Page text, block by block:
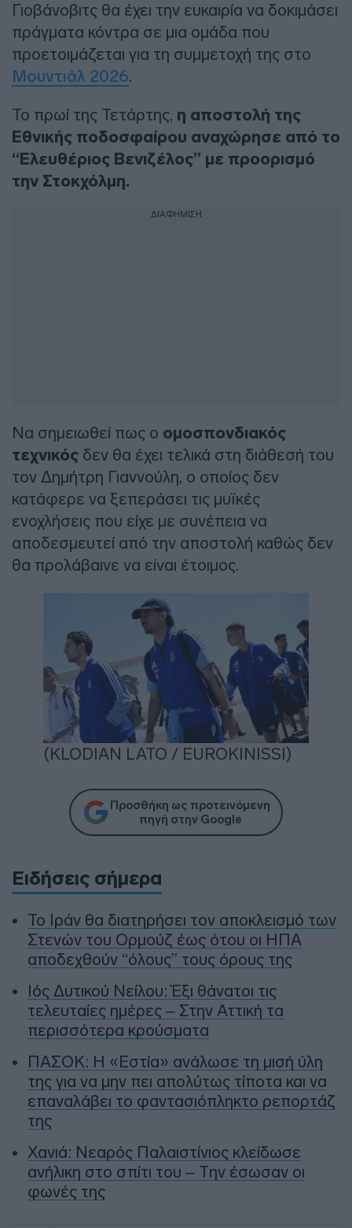
Γιοβάνοβιτς θα έχει την ευκαιρία να δοκιμάσει
πράγματα κόντρα σε μια ομάδα που
προετοιμάζεται για τη συμμετοχή της στο
Μουντιάλ 2026.
Το πρωί της Τετάρτης, η αποστολή της
Εθνικής ποδοσφαίρου αναχώρησε από το
“Ελευθέριος Βενιζέλος” με προορισμό
την Στοκχόλμη.
ΔΙΑΦΗΜΙΣΗ
Να σημειωθεί πως ο ομοσπονδιακός
τεχνικός δεν θα έχει τελικά στη διάθεσή του
τον Δημήτρη Γιαννούλη, ο οποίος δεν
κατάφερε να ξεπεράσει τις μυϊκές
ενοχλήσεις που είχε με συνέπεια να
αποδεσμευτεί από την αποστολή καθώς δεν
θα προλάβαινε να είναι έτοιμος.
(KLODIAN LATO / EUROKINISSI)
Προσθήκη ως προτεινόμενη
πηγή στην Google
Ειδήσεις σήμερα
To Ιράν θα διατηρήσει τον αποκλεισμό των
Στενών του Ορμούζ έως ότου οι ΗΠΑ
αποδεχθούν “όλους” τους όρους της
Ιός Δυτικού Νείλου: Έξι θάνατοι τις
τελευταίες ημέρες – Στην Αττική τα
περισσότερα κρούσματα
ΠΑΣΟΚ: Η «Εστία» ανάλωσε τη μισή ύλη
της για να μην πει απολύτως τίποτα και να
επαναλάβει το φαντασιόπληκτο ρεπορτάζ
της
Χανιά: Νεαρός Παλαιστίνιος κλείδωσε
ανήλικη στο σπίτι του – Την έσωσαν οι
φωνές της